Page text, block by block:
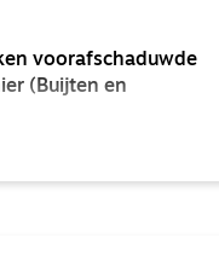
voorafschaduwde
(Buijten en